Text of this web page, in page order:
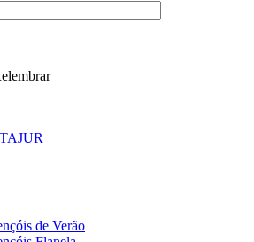
de Verão